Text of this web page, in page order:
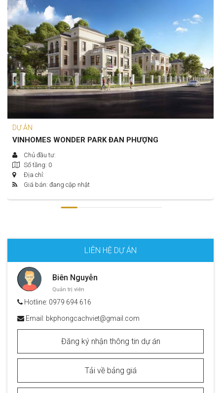
DỰ ÁN
VINHOMES WONDER PARK ĐAN PHƯỢNG
Chủ đầu tư:
Số tầng: 0
Địa chỉ:
Giá bán: đang cập nhật
LIÊN HỆ DỰ ÁN
Biên Nguyễn
Quản trị viên
Hotline: 0979 694 616
Email: bkphongcachviet@gmail.com
Đăng ký nhận thông tin dự án
Tải về bảng giá